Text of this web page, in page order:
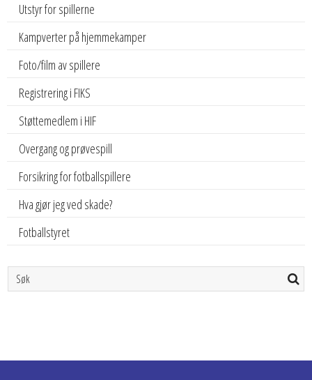
Utstyr for spillerne
Kampverter på hjemmekamper
Foto/film av spillere
Registrering i FIKS
Støttemedlem i HIF
Overgang og prøvespill
Forsikring for fotballspillere
Hva gjør jeg ved skade?
Fotballstyret